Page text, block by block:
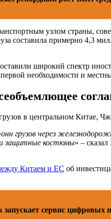
узлом страны,
составила примерно 4,3
широкий спектр
необходимости и
в центральном
грузов через
и защитные костюмы» –
Китаем и ЕС об
сервис цифровых